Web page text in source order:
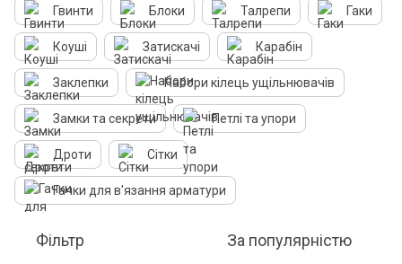
Гвинти Блоки Талрепи Гаки
Коуші Затискачі Карабін
Заклепки Набори кілець ущільнювачів
Замки та секрети Петлі та упори
Дроти Сітки
Гачки для в'язання арматури
Фільтр За популярністю